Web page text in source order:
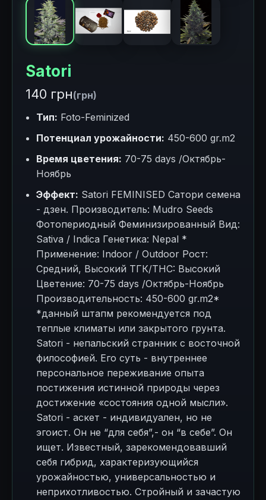
Satori
140 грн(грн)
Тип: Foto-Feminized
Потенциал урожайности: 450-600 gr.m2
Время цветения: 70-75 days /Октябрь-
Ноябрь
Эффект: Satori FEMINISED Сатори семена
- дзен. Производитель: Mudro Seeds
Фотопериодный Феминизированный Вид:
Sativa / Indica Генетика: Nepal *
Применение: Indoor / Outdoor Рост:
Средний, Высокий ТГК/THC: Высокий
Цветение: 70-75 days /Октябрь-Ноябрь
Производительность: 450-600 gr.m2*
*данный штапм рекомендуется под
теплые климаты или закрытого грунта.
Satori - непальский странник с восточной
философией. Его суть - внутреннее
персональное переживание опыта
постижения истинной природы через
достижение «состояния одной мысли».
Satori - аскет - индивидуален, но не
эгоист. Он не “для себя”,- он “в себе”. Он
ищет. Известный, зарекомендовавший
себя гибрид, характеризующийся
урожайностью, универсальностью и
неприхотливостью. Стройный и зачастую